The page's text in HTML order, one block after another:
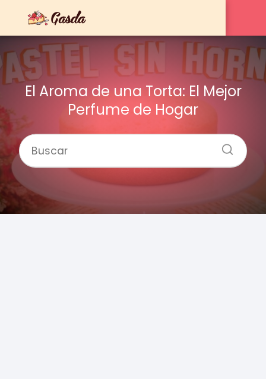
El Aroma de una Torta: El Mejor
Perfume de Hogar